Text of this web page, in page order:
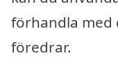
förhandla med
föredrar.